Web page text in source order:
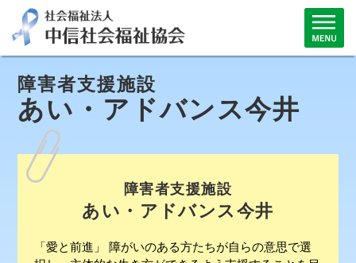
障害者支援施設
あい・アドバンス今井
障害者支援施設
あい・アドバンス今井
「愛と前進」 障がいのある方たちが自らの意思で選